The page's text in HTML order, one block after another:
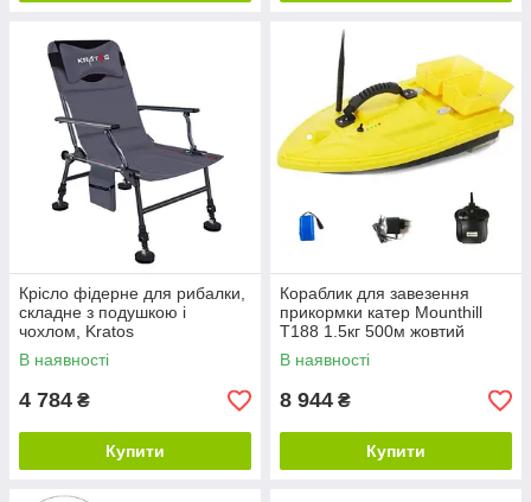
Крісло фідерне для рибалки,
складне з подушкою і
чохлом, Kratos
В наявності
4 784 ₴
Купити
Кораблик для завезення
прикормки катер Mounthill
T188 1.5кг 500м жовтий
В наявності
8 944 ₴
Купити